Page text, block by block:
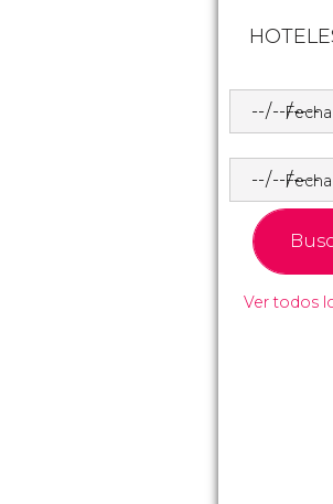
Ver todos